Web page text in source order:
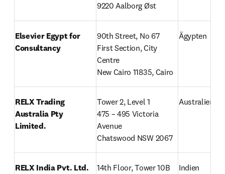
9220 Aalborg Øst
Elsevier Egypt for
Consultancy
90th Street, No 67
First Section, City
Centre
New Cairo 11835, Cairo
Ägypten
RELX Trading
Australia Pty
Limited.
Tower 2, Level 1
475 – 495 Victoria
Avenue
Chatswood NSW 2067
Australien
RELX India Pvt. Ltd.
14th Floor, Tower 10B
Indien